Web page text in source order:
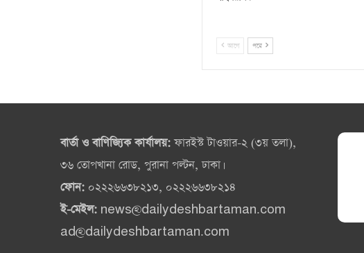
আগে পরে
বার্তা ও বাণিজ্যিক কার্যালয়:ফারইস্ট টাওয়ার-২ (৩য় তলা),
৩৬ তোপখানা রোড, পুরানা পল্টন, ঢাকা।
ফোন: ০২২২৬৬৩৮২১৩, ০২২২৬৬৩৮২১৪
ই-মেইল: news@dailydeshbartaman.com
ad@dailydeshbartaman.com